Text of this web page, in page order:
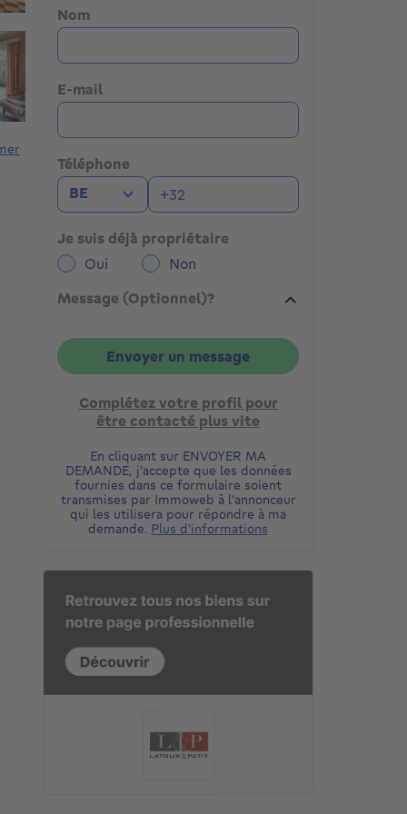
Nom
E-mail
Téléphone
BE
Je suis déjà propriétaire
Oui
Non
Message (Optionnel)?
Envoyer un message
Complétez votre profil pour
être contacté plus vite
En cliquant sur ENVOYER MA
DEMANDE, j'accepte que les données
fournies dans ce formulaire soient
transmises par Immoweb à l'annonceur
qui les utilisera pour répondre à ma
demande. Plus d'informations